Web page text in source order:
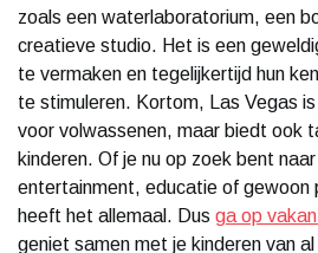
zoals een waterlaboratorium, een
creatieve studio. Het is een
te vermaken en tegelijkertijd hun
te stimuleren. Kortom, Las Vegas
voor volwassenen, maar biedt ook
kinderen. Of je nu op zoek bent
entertainment, educatie of gewoon
heeft het allemaal. Dus ga op
geniet samen met je kinderen van